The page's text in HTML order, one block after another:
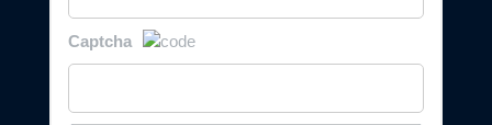
Captcha